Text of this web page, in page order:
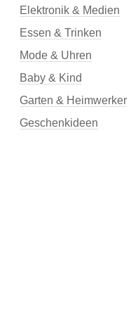
Elektronik & Medien
Essen & Trinken
Mode & Uhren
Baby & Kind
Garten & Heimwerker
Geschenkideen